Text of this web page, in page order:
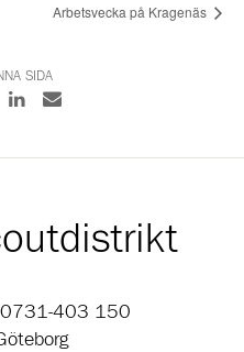
Arbetsvecka på Kragenäs
SIDA
X
Dela på Linkedin
Dela med E-post
403 150